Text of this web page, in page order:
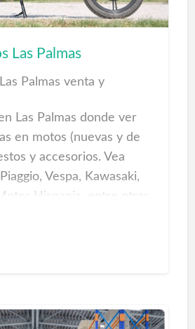
Las Palmas
Palmas venta y
Las Palmas donde ver
en motos (nuevas y de
y accesorios. Vea
Vespa, Kawasaki,
Hispania, entre otras
y además una gran
de ocasión
podrá encontrar en
gran Exposición de